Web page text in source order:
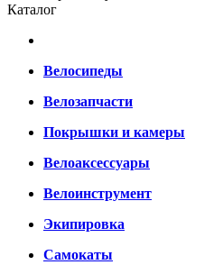
Каталог
Велосипеды
Велозапчасти
Покрышки и камеры
Велоаксессуары
Велоинструмент
Экипировка
Самокаты